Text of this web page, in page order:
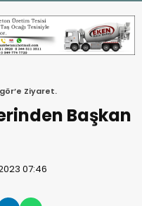
Ziyaret.
Başkan
07:46